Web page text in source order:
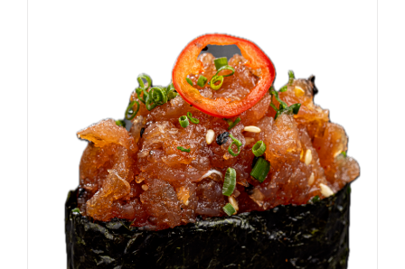
DODAJ DO KOSZYKA / SZCZEGÓŁY